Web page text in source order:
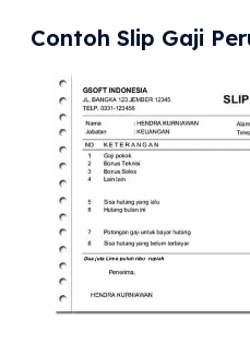
Contoh Slip Gaji